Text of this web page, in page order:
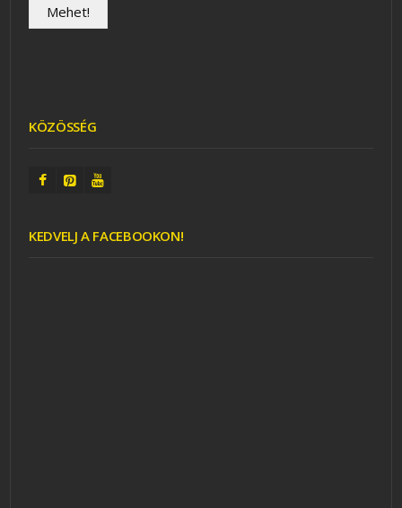
KÖZÖSSÉG
KEDVELJ A FACEBOOKON!